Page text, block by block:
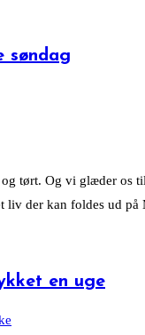
søndag
tørt. Og vi glæder os
der kan foldes ud
en uge